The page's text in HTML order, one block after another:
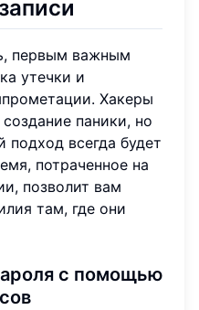
первым важным
утечки и
Хакеры
паники, но
всегда будет
потраченное на
позволит вам
там, где они
с помощью